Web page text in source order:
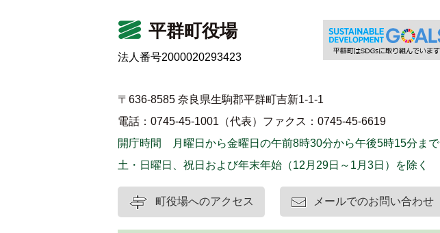
平群町役場
法人番号2000020293423
〒636-8585 奈良県生駒郡平群町吉新1-1-1
電話：0745-45-1001（代表） ファクス：0745-45-6619
開庁時間 月曜日から金曜日の午前8時30分から午後5時15分まで
土・日曜日、祝日および年末年始（12月29日～1月3日）を除く
町役場へのアクセス メールでのお問い合わせ